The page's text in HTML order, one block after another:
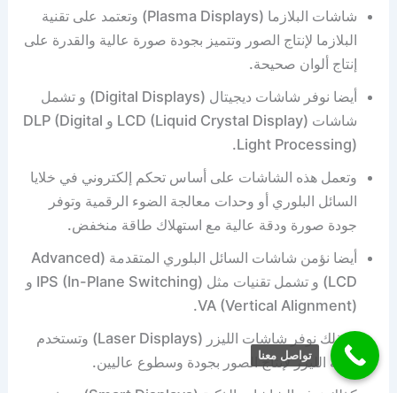
شاشات البلازما (Plasma Displays) وتعتمد على تقنية
البلازما لإنتاج الصور وتتميز بجودة صورة عالية والقدرة على
إنتاج ألوان صحيحة.
أيضا نوفر شاشات ديجيتال (Digital Displays) و تشمل
شاشات LCD (Liquid Crystal Display) و DLP (Digital
Light Processing).
وتعمل هذه الشاشات على أساس تحكم إلكتروني في خلايا
السائل البلوري أو وحدات معالجة الضوء الرقمية وتوفر
جودة صورة ودقة عالية مع استهلاك طاقة منخفض.
أيضا نؤمن شاشات السائل البلوري المتقدمة (Advanced
LCD) و تشمل تقنيات مثل IPS (In-Plane Switching) و
VA (Vertical Alignment).
وكذلك نوفر شاشات الليزر (Laser Displays) وتستخدم
تقنية الليزر لإنتاج الصور بجودة وسطوع عاليين.
تواصل معنا